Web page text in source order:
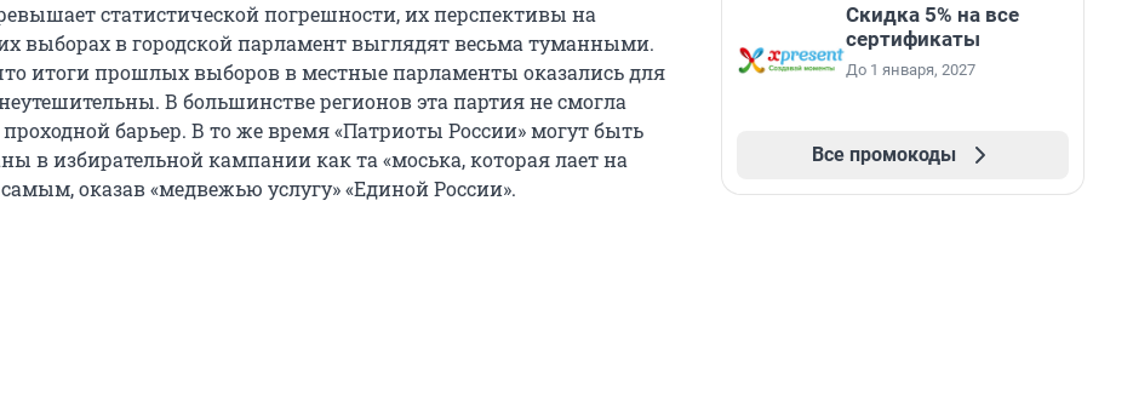
статистической погрешности, их перспективы на
выборах в городской парламент выглядят весьма туманными.
итоги прошлых выборов в местные парламенты оказались для
В большинстве регионов эта партия не смогла
проходной барьер. В то же время «Патриоты России» могут быть
в избирательной кампании как та «моська, которая лает на
самым, оказав «медвежью услугу» «Единой России».
Скидка 5% на все
сертификаты
До 1 января, 2027
Все промокоды